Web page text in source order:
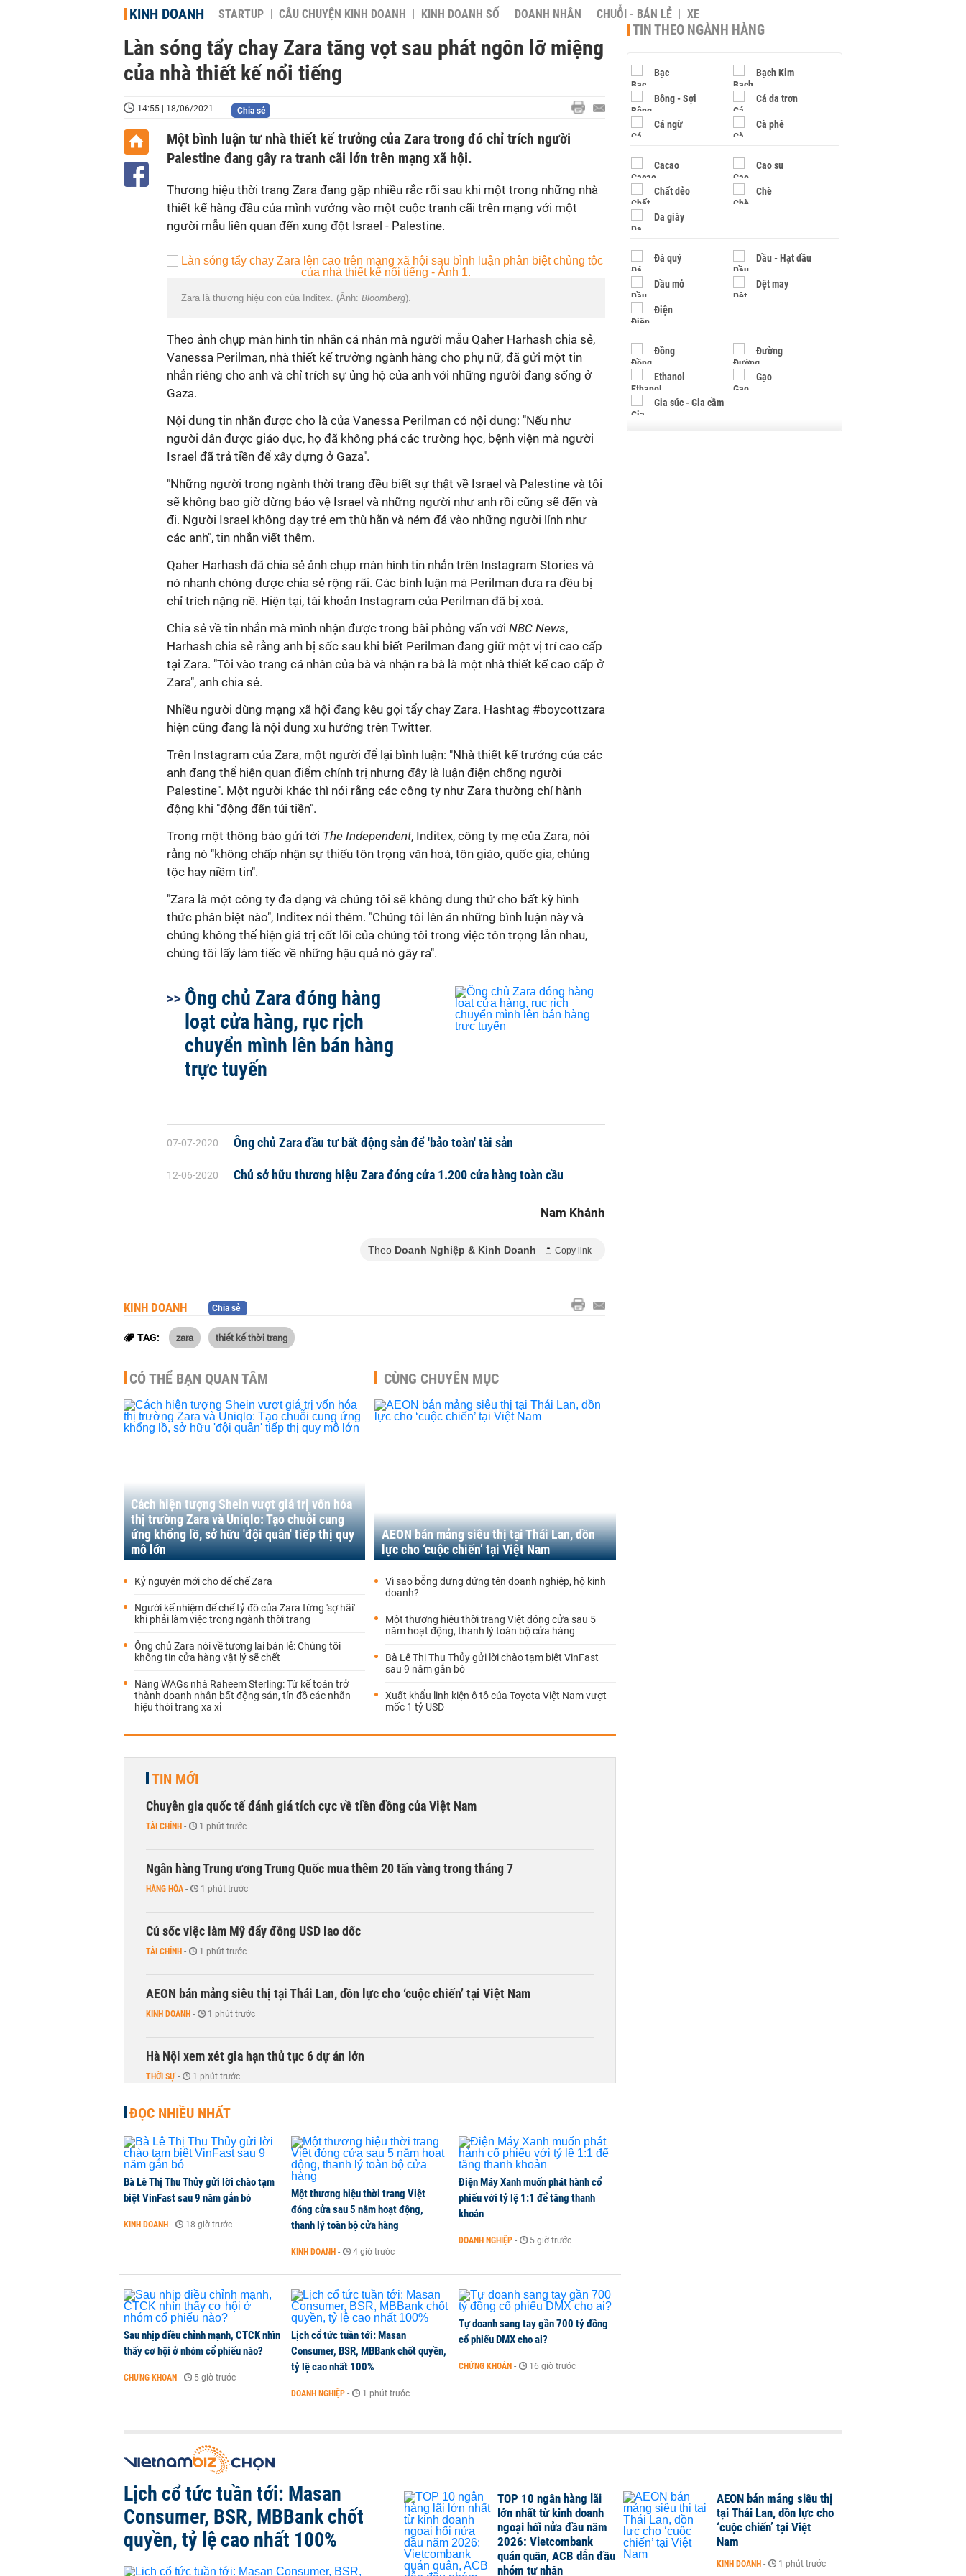
KINH DOANH STARTUP CÂU CHUYỆN KINH DOANH KINH DOANH SỐ DOANH NHÂN CHUỖI - BÁN LẺ XE
Làn sóng tẩy chay Zara tăng vọt sau phát ngôn lỡ miệng
của nhà thiết kế nổi tiếng
14:55 | 18/06/2021 Chia sẻ
Một bình luận tư nhà thiết kế trưởng của Zara trong đó chỉ trích người
Palestine đang gây ra tranh cãi lớn trên mạng xã hội.
Thương hiệu thời trang Zara đang gặp nhiều rắc rối sau khi một trong những nhà
thiết kế hàng đầu của mình vướng vào một cuộc tranh cãi trên mạng với một
người mẫu liên quan đến xung đột Israel - Palestine.
Zara là thương hiệu con của Inditex. (Ảnh: Bloomberg).
Theo ảnh chụp màn hình tin nhắn cá nhân mà người mẫu Qaher Harhash chia sẻ,
Vanessa Perilman, nhà thiết kế trưởng ngành hàng cho phụ nữ, đã gửi một tin
nhắn riêng cho anh và chỉ trích sự ủng hộ của anh với những người đang sống ở
Gaza.
Nội dung tin nhắn được cho là của Vanessa Perilman có nội dung: "Nếu như
người dân được giáo dục, họ đã không phá các trường học, bệnh viện mà người
Israel đã trả tiền để xây dựng ở Gaza".
"Những người trong ngành thời trang đều biết sự thật về Israel và Palestine và tôi
sẽ không bao giờ dừng bảo vệ Israel và những người như anh rồi cũng sẽ đến và
đi. Người Israel không dạy trẻ em thù hằn và ném đá vào những người lính như
các anh", tin nhắn viết thêm.
Qaher Harhash đã chia sẻ ảnh chụp màn hình tin nhắn trên Instagram Stories và
nó nhanh chóng được chia sẻ rộng rãi. Các bình luận mà Perilman đưa ra đều bị
chỉ trích nặng nề. Hiện tại, tài khoản Instagram của Perilman đã bị xoá.
Chia sẻ về tin nhắn mà mình nhận được trong bài phỏng vấn với NBC News,
Harhash chia sẻ rằng anh bị sốc sau khi biết Perilman đang giữ một vị trí cao cấp
tại Zara. "Tôi vào trang cá nhân của bà và nhận ra bà là một nhà thiết kế cao cấp ở
Zara", anh chia sẻ.
Nhiều người dùng mạng xã hội đang kêu gọi tẩy chay Zara. Hashtag #boycottzara
hiện cũng đang là nội dung xu hướng trên Twitter.
Trên Instagram của Zara, một người để lại bình luận: "Nhà thiết kế trưởng của các
anh đang thể hiện quan điểm chính trị nhưng đây là luận điện chống người
Palestine". Một người khác thì nói rằng các công ty như Zara thường chỉ hành
động khi "động đến túi tiền".
Trong một thông báo gửi tới The Independent, Inditex, công ty mẹ của Zara, nói
rằng nó "không chấp nhận sự thiếu tôn trọng văn hoá, tôn giáo, quốc gia, chủng
tộc hay niềm tin".
"Zara là một công ty đa dạng và chúng tôi sẽ không dung thứ cho bất kỳ hình
thức phân biệt nào", Inditex nói thêm. "Chúng tôi lên án những bình luận này và
chúng không thể hiện giá trị cốt lõi của chúng tôi trong việc tôn trọng lẫn nhau,
chúng tôi lấy làm tiếc về những hậu quả nó gây ra".
Ông chủ Zara đóng hàng
loạt cửa hàng, rục rịch
chuyển mình lên bán hàng
trực tuyến
07-07-2020 Ông chủ Zara đầu tư bất động sản để 'bảo toàn' tài sản
12-06-2020 Chủ sở hữu thương hiệu Zara đóng cửa 1.200 cửa hàng toàn cầu
Nam Khánh
Theo Doanh Nghiệp & Kinh Doanh Copy link
KINH DOANH Chia sẻ
TAG: zara thiết kế thời trang
CÓ THỂ BẠN QUAN TÂM
Cách hiện tượng Shein vượt giá trị vốn hóa
thị trường Zara và Uniqlo: Tạo chuỗi cung
ứng khổng lồ, sở hữu 'đội quân' tiếp thị quy
mô lớn
Kỷ nguyên mới cho đế chế Zara
Người kế nhiệm đế chế tỷ đô của Zara từng 'sợ hãi'
khi phải làm việc trong ngành thời trang
Ông chủ Zara nói về tương lai bán lẻ: Chúng tôi
không tin cửa hàng vật lý sẽ chết
Nàng WAGs nhà Raheem Sterling: Từ kế toán trở
thành doanh nhân bất động sản, tín đồ các nhãn
hiệu thời trang xa xỉ
CÙNG CHUYÊN MỤC
AEON bán mảng siêu thị tại Thái Lan, dồn
lực cho ‘cuộc chiến’ tại Việt Nam
Vì sao bỗng dưng đứng tên doanh nghiệp, hộ kinh
doanh?
Một thương hiệu thời trang Việt đóng cửa sau 5
năm hoạt động, thanh lý toàn bộ cửa hàng
Bà Lê Thị Thu Thủy gửi lời chào tạm biệt VinFast
sau 9 năm gắn bó
Xuất khẩu linh kiện ô tô của Toyota Việt Nam vượt
mốc 1 tỷ USD
TIN MỚI
Chuyên gia quốc tế đánh giá tích cực về tiền đồng của Việt Nam
TÀI CHÍNH - 1 phút trước
Ngân hàng Trung ương Trung Quốc mua thêm 20 tấn vàng trong tháng 7
HÀNG HÓA - 1 phút trước
Cú sốc việc làm Mỹ đẩy đồng USD lao dốc
TÀI CHÍNH - 1 phút trước
AEON bán mảng siêu thị tại Thái Lan, dồn lực cho ‘cuộc chiến’ tại Việt Nam
KINH DOANH - 1 phút trước
Hà Nội xem xét gia hạn thủ tục 6 dự án lớn
THỜI SỰ - 1 phút trước
ĐỌC NHIỀU NHẤT
Bà Lê Thị Thu Thủy gửi lời chào tạm
biệt VinFast sau 9 năm gắn bó
KINH DOANH - 18 giờ trước
Một thương hiệu thời trang Việt
đóng cửa sau 5 năm hoạt động,
thanh lý toàn bộ cửa hàng
KINH DOANH - 4 giờ trước
Điện Máy Xanh muốn phát hành cổ
phiếu với tỷ lệ 1:1 để tăng thanh
khoản
DOANH NGHIỆP - 5 giờ trước
Sau nhịp điều chỉnh mạnh, CTCK nhìn
thấy cơ hội ở nhóm cổ phiếu nào?
CHỨNG KHOÁN - 5 giờ trước
Lịch cổ tức tuần tới: Masan
Consumer, BSR, MBBank chốt quyền,
tỷ lệ cao nhất 100%
DOANH NGHIỆP - 1 phút trước
Tự doanh sang tay gần 700 tỷ đồng
cổ phiếu DMX cho ai?
CHỨNG KHOÁN - 16 giờ trước
TIN THEO NGÀNH HÀNG
Bạc Bạch Kim
Bông - Sợi Cá da trơn
Cá ngừ Cà phê
Cacao Cao su
Chất dẻo Chè
Da giày
Đá quý Dầu - Hạt dầu
Dầu mỏ Dệt may
Điện
Đồng Đường
Ethanol Gạo
Gia súc - Gia cầm
Lịch cổ tức tuần tới: Masan
Consumer, BSR, MBBank chốt
quyền, tỷ lệ cao nhất 100%
TOP 10 ngân hàng lãi
lớn nhất từ kinh doanh
ngoại hối nửa đầu năm
2026: Vietcombank
quán quân, ACB dẫn đầu
nhóm tư nhân
AEON bán mảng siêu thị
tại Thái Lan, dồn lực cho
‘cuộc chiến’ tại Việt
Nam
KINH DOANH - 1 phút trước